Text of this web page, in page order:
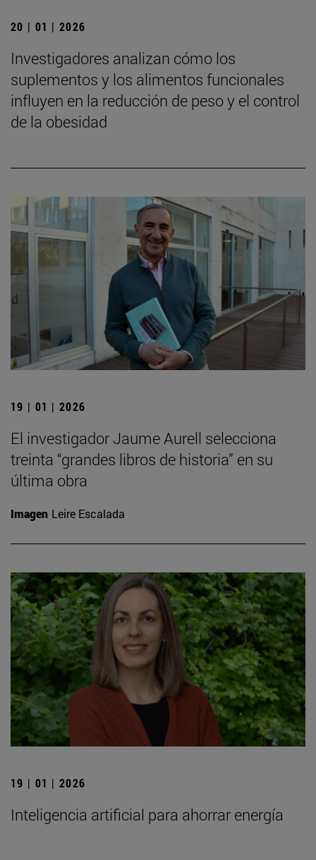
20 | 01 | 2026
Investigadores analizan cómo los
suplementos y los alimentos funcionales
influyen en la reducción de peso y el control
de la obesidad
19 | 01 | 2026
El investigador Jaume Aurell selecciona
treinta “grandes libros de historia” en su
última obra
Imagen Leire Escalada
19 | 01 | 2026
Inteligencia artificial para ahorrar energía